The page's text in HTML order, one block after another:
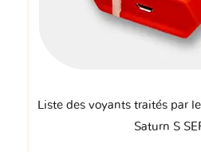
Liste des voyants traités par
Saturn S